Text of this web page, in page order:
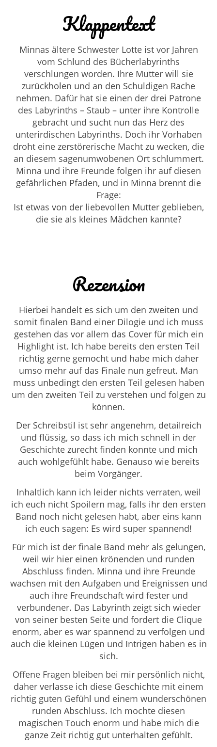
Klappentext
Minnas ältere Schwester Lotte ist vor Jahren
vom Schlund des Bücherlabyrinths
verschlungen worden. Ihre Mutter will sie
zurückholen und an den Schuldigen Rache
nehmen. Dafür hat sie einen der drei Patrone
des Labyrinths – Staub – unter ihre Kontrolle
gebracht und sucht nun das Herz des
unterirdischen Labyrinths. Doch ihr Vorhaben
droht eine zerstörerische Macht zu wecken, die
an diesem sagenumwobenen Ort schlummert.
Minna und ihre Freunde folgen ihr auf diesen
gefährlichen Pfaden, und in Minna brennt die
Frage:
Ist etwas von der liebevollen Mutter geblieben,
die sie als kleines Mädchen kannte?
Rezension
Hierbei handelt es sich um den zweiten und
somit finalen Band einer Dilogie und ich muss
gestehen das vor allem das Cover für mich ein
Highlight ist. Ich habe bereits den ersten Teil
richtig gerne gemocht und habe mich daher
umso mehr auf das Finale nun gefreut. Man
muss unbedingt den ersten Teil gelesen haben
um den zweiten Teil zu verstehen und folgen zu
können.
Der Schreibstil ist sehr angenehm, detailreich
und flüssig, so dass ich mich schnell in der
Geschichte zurecht finden konnte und mich
auch wohlgefühlt habe. Genauso wie bereits
beim Vorgänger.
Inhaltlich kann ich leider nichts verraten, weil
ich euch nicht Spoilern mag, falls ihr den ersten
Band noch nicht gelesen habt, aber eins kann
ich euch sagen: Es wird super spannend!
Für mich ist der finale Band mehr als gelungen,
weil wir hier einen krönenden und runden
Abschluss finden. Minna und ihre Freunde
wachsen mit den Aufgaben und Ereignissen und
auch ihre Freundschaft wird fester und
verbundener. Das Labyrinth zeigt sich wieder
von seiner besten Seite und fordert die Clique
enorm, aber es war spannend zu verfolgen und
auch die kleinen Lügen und Intrigen haben es in
sich.
Offene Fragen bleiben bei mir persönlich nicht,
daher verlasse ich diese Geschichte mit einem
richtig guten Gefühl und einem wunderschönen
runden Abschluss. Ich mochte diesen
magischen Touch enorm und habe mich die
ganze Zeit richtig gut unterhalten gefühlt.